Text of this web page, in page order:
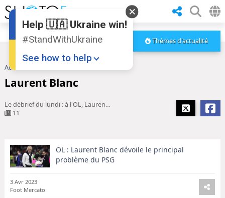
Thèmes d'actualité
Accueil
Laurent Blanc
Le débrief du lundi : à l'OL, Laurent Blanc obligé de s'appuyer sur ...
11
OL : Laurent Blanc dévoile le principal
problème du PSG
3 Avr 2023
Foot Mercato
Help 🇺🇦 Ukraine win!
#StandWithUkraine
See how to help
Donate
💸
Support Ukraine
❤
Share this widget